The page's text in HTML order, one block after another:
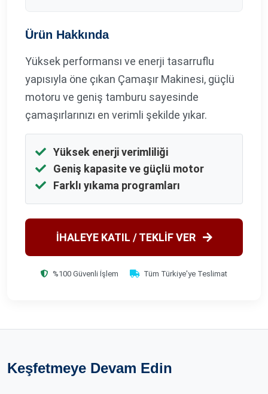
Ürün Hakkında
Yüksek performansı ve enerji tasarruflu
yapısıyla öne çıkan Çamaşır Makinesi, güçlü
motoru ve geniş tamburu sayesinde
çamaşırlarınızı en verimli şekilde yıkar.
Yüksek enerji verimliliği
Geniş kapasite ve güçlü motor
Farklı yıkama programları
İHALEYE KATIL / TEKLİF VER
%100 Güvenli İşlem Tüm Türkiye'ye Teslimat
Keşfetmeye Devam Edin